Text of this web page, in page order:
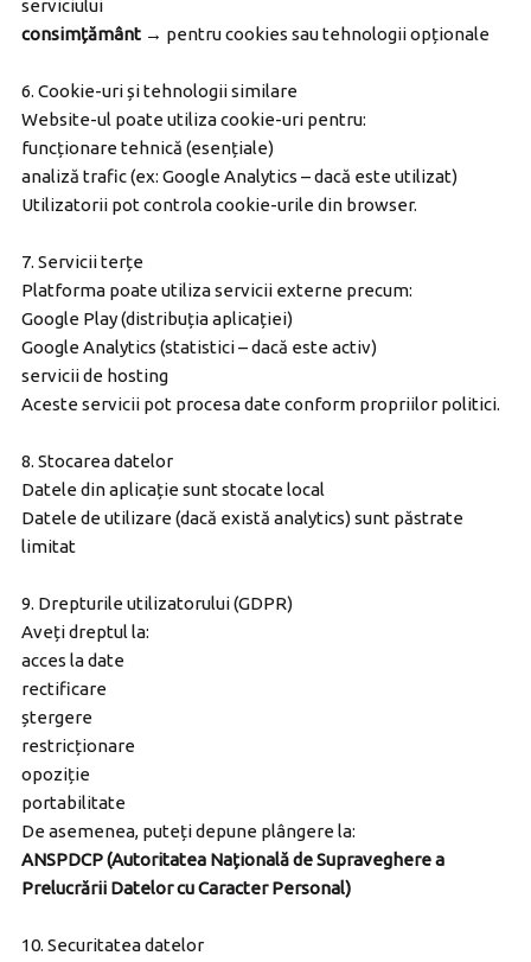
serviciului
consimțământ → pentru cookies sau tehnologii opționale
6. Cookie-uri și tehnologii similare
Website-ul poate utiliza cookie-uri pentru:
funcționare tehnică (esențiale)
analiză trafic (ex: Google Analytics – dacă este utilizat)
Utilizatorii pot controla cookie-urile din browser.
7. Servicii terțe
Platforma poate utiliza servicii externe precum:
Google Play (distribuția aplicației)
Google Analytics (statistici – dacă este activ)
servicii de hosting
Aceste servicii pot procesa date conform propriilor politici.
8. Stocarea datelor
Datele din aplicație sunt stocate local
Datele de utilizare (dacă există analytics) sunt păstrate
limitat
9. Drepturile utilizatorului (GDPR)
Aveți dreptul la:
acces la date
rectificare
ștergere
restricționare
opoziție
portabilitate
De asemenea, puteți depune plângere la:
ANSPDCP (Autoritatea Națională de Supraveghere a
Prelucrării Datelor cu Caracter Personal)
10. Securitatea datelor